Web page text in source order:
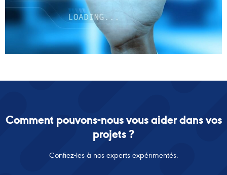
Comment pouvons-nous vous aider dans vos
projets ?
Confiez-les à nos experts expérimentés.